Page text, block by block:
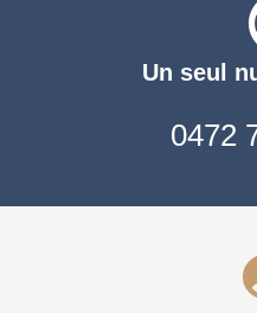
Un seul
0472